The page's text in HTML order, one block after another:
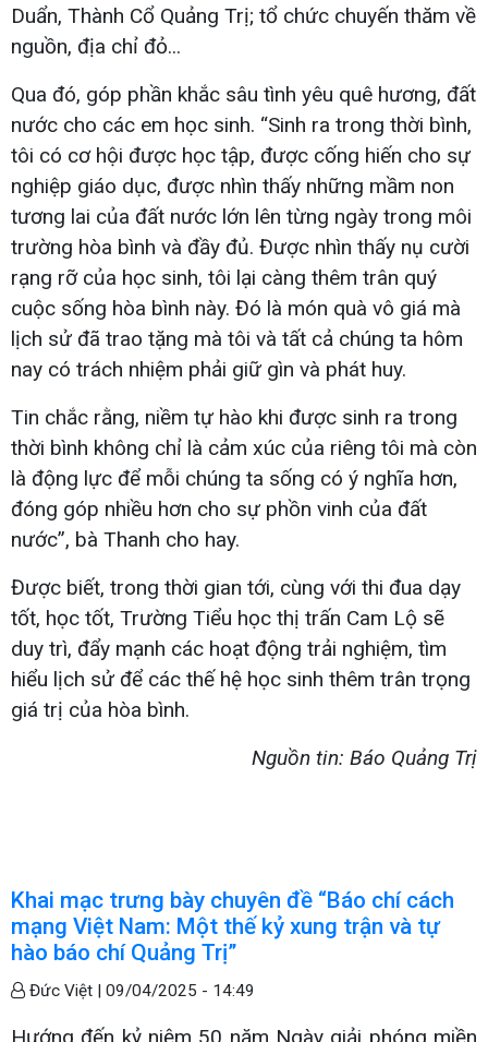
Duẩn, Thành Cổ Quảng Trị; tổ chức chuyến thăm về
nguồn, địa chỉ đỏ...
Qua đó, góp phần khắc sâu tình yêu quê hương, đất
nước cho các em học sinh. “Sinh ra trong thời bình,
tôi có cơ hội được học tập, được cống hiến cho sự
nghiệp giáo dục, được nhìn thấy những mầm non
tương lai của đất nước lớn lên từng ngày trong môi
trường hòa bình và đầy đủ. Được nhìn thấy nụ cười
rạng rỡ của học sinh, tôi lại càng thêm trân quý
cuộc sống hòa bình này. Đó là món quà vô giá mà
lịch sử đã trao tặng mà tôi và tất cả chúng ta hôm
nay có trách nhiệm phải giữ gìn và phát huy.
Tin chắc rằng, niềm tự hào khi được sinh ra trong
thời bình không chỉ là cảm xúc của riêng tôi mà còn
là động lực để mỗi chúng ta sống có ý nghĩa hơn,
đóng góp nhiều hơn cho sự phồn vinh của đất
nước”, bà Thanh cho hay.
Được biết, trong thời gian tới, cùng với thi đua dạy
tốt, học tốt, Trường Tiểu học thị trấn Cam Lộ sẽ
duy trì, đẩy mạnh các hoạt động trải nghiệm, tìm
hiểu lịch sử để các thế hệ học sinh thêm trân trọng
giá trị của hòa bình.
Nguồn tin: Báo Quảng Trị
Khai mạc trưng bày chuyên đề “Báo chí cách
mạng Việt Nam: Một thế kỷ xung trận và tự
hào báo chí Quảng Trị”
Đức Việt | 09/04/2025 - 14:49